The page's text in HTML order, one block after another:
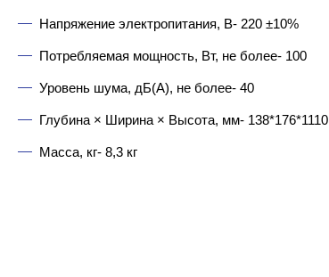
Напряжение электропитания, В- 220 ±10%
Потребляемая мощность, Вт, не более- 100
Уровень шума, дБ(А), не более- 40
Глубина × Ширина × Высота, мм- 138*176*1110
Масса, кг- 8,3 кг